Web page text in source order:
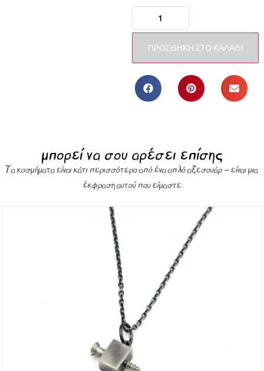
ΠΡΟΣΘΉΚΗ ΣΤΟ ΚΑΛΆΘΙ
μπορεί να σου αρέσει επίσης
Τα κοσμήματα είναι κάτι περισσότερο από ένα απλό αξεσουάρ – είναι μια
έκφραση αυτού που είμαστε